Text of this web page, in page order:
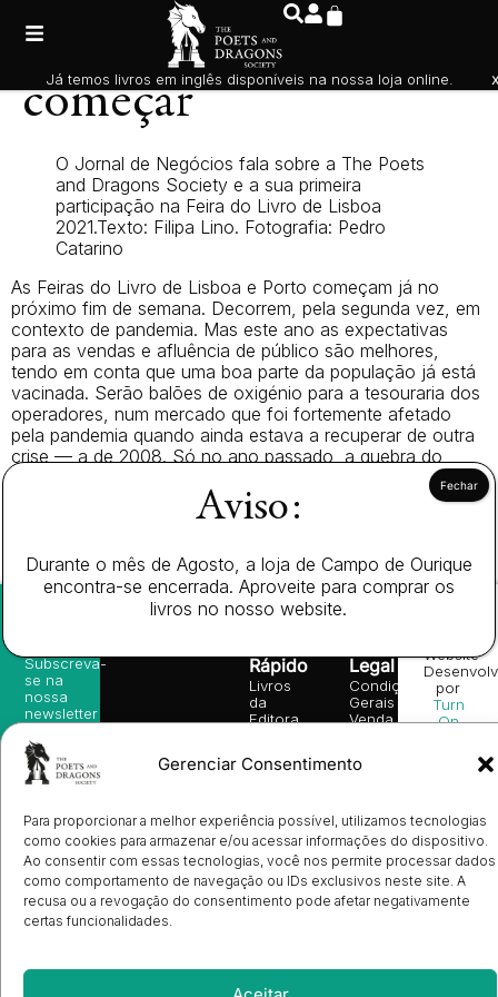
Gerenciar Consentimento
Para proporcionar a melhor experiência possível, utilizamos tecnologias
como cookies para armazenar e/ou acessar informações do dispositivo.
Ao consentir com essas tecnologias, você nos permite processar dados
como comportamento de navegação ou IDs exclusivos neste site. A
recusa ou a revogação do consentimento pode afetar negativamente
certas funcionalidades.
A Festa dos livros vai
começar
O Jornal de Negócios fala sobre a The Poets
and Dragons Society e a sua primeira
participação na Feira do Livro de Lisboa
2021.Texto: Filipa Lino. Fotografia: Pedro
Catarino
As Feiras do Livro de Lisboa e Porto começam já no
próximo fim de semana. Decorrem, pela segunda vez, em
contexto de pandemia. Mas este ano as expectativas
para as vendas e afluência de público são melhores,
tendo em conta que uma boa parte da população já está
vacinada. Serão balões de oxigénio para a tesouraria dos
operadores, num mercado que foi fortemente afetado
pela pandemia quando ainda estava a recuperar de outra
crise — a de 2008. Só no ano passado, a quebra do
valor de mercado foi de 17%. Os olhos das editoras estão
voltados para o Natal, o grande impulsionador das vendas
info@poetsandragons.com
Infantil
Adulto
Bookshop
Rápido
Livros
da
Editora
in
English
Prémio
Ulysses
Sobre
Nós
Contactos
Envio
de
Ilustradores
Legal
Condições
Gerais de
Venda
Política
(EU)
Livro de
Reclamações
Eletrónico
Subscreva-
se na
nossa
newsletter
e
receba
as
nossas
de
leitura,
novidades
sobre
lançamentos,
vantagens
exclusivas
e
Website
por
Turn
On
direitos
Já temos livros em inglês disponíveis na nossa loja online.
Aviso:
Durante o mês de Agosto, a loja de Campo de Ourique
encontra-se encerrada. Aproveite para comprar os
livros no nosso website.